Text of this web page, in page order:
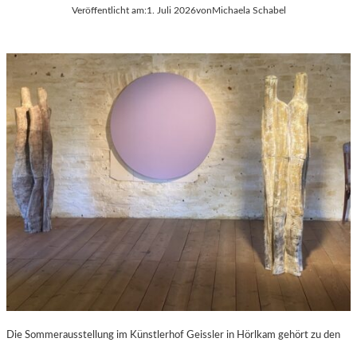
Veröffentlicht am:1. Juli 2026vonMichaela Schabel
Die Sommerausstellung im Künstlerhof Geissler in Hörlkam gehört zu den